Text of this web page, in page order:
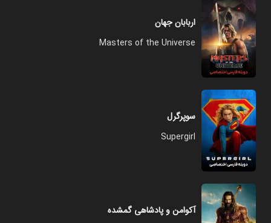
اربابان جهان
Masters of the Universe
سوپرگرل
Supergirl
آکوامن و پادشاهی گمشده